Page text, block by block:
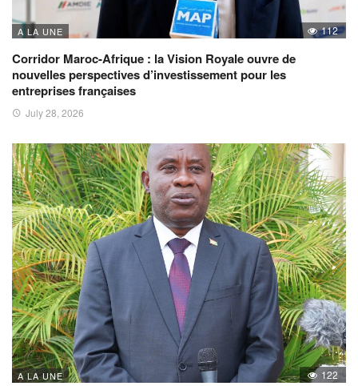
A LA UNE 112
Corridor Maroc-Afrique : la Vision Royale ouvre de
nouvelles perspectives d’investissement pour les
entreprises françaises
July 28, 2026
A LA UNE 122